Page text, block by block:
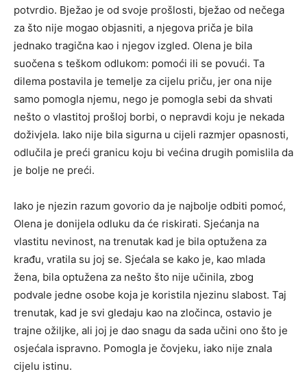
potvrdio. Bježao je od svoje prošlosti, bježao od nečega
za što nije mogao objasniti, a njegova priča je bila
jednako tragična kao i njegov izgled. Olena je bila
suočena s teškom odlukom: pomoći ili se povući. Ta
dilema postavila je temelje za cijelu priču, jer ona nije
samo pomogla njemu, nego je pomogla sebi da shvati
nešto o vlastitoj prošloj borbi, o nepravdi koju je nekada
doživjela. Iako nije bila sigurna u cijeli razmjer opasnosti,
odlučila je preći granicu koju bi većina drugih pomislila da
je bolje ne preći.
Iako je njezin razum govorio da je najbolje odbiti pomoć,
Olena je donijela odluku da će riskirati. Sjećanja na
vlastitu nevinost, na trenutak kad je bila optužena za
krađu, vratila su joj se. Sjećala se kako je, kao mlada
žena, bila optužena za nešto što nije učinila, zbog
podvale jedne osobe koja je koristila njezinu slabost. Taj
trenutak, kad je svi gledaju kao na zločinca, ostavio je
trajne ožiljke, ali joj je dao snagu da sada učini ono što je
osjećala ispravno. Pomogla je čovjeku, iako nije znala
cijelu istinu.